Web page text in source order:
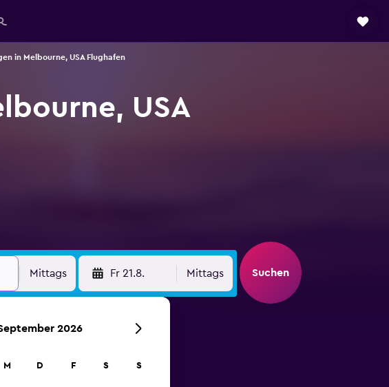
in Melbourne, USA Flughafen
USA
Mittags Fr 21.8. Mittags Suchen
2026
M D F S S